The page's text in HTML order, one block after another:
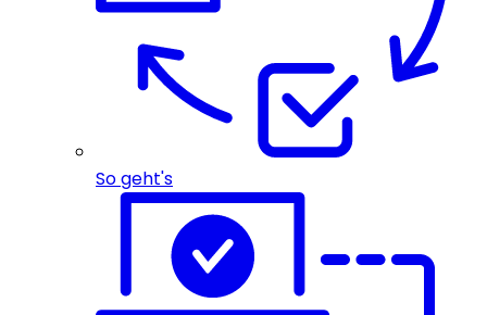
So geht's